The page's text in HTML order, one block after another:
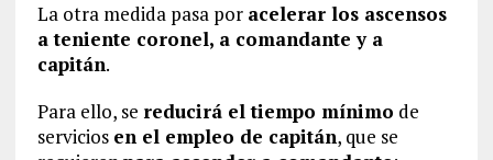
La otra medida pasa por acelerar los ascensos
a teniente coronel, a comandante y a
capitán.
Para ello, se reducirá el tiempo mínimo de
servicios en el empleo de capitán, que se